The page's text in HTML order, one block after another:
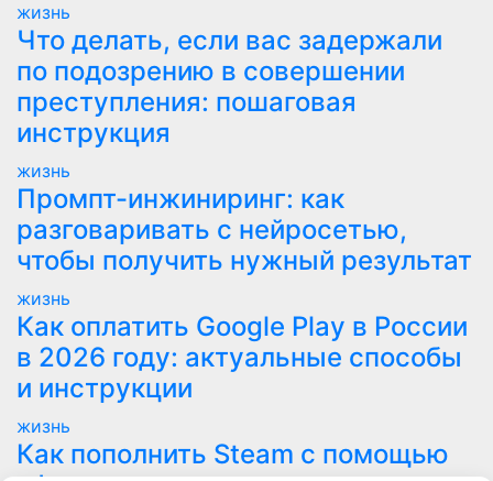
жизнь
Что делать, если вас задержали
по подозрению в совершении
преступления: пошаговая
инструкция
жизнь
Промпт-инжиниринг: как
разговаривать с нейросетью,
чтобы получить нужный результат
жизнь
Как оплатить Google Play в России
в 2026 году: актуальные способы
и инструкции
жизнь
Как пополнить Steam с помощью